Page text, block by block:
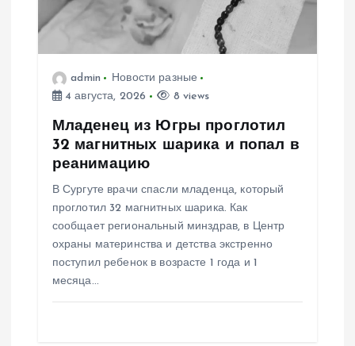
з
admin
Новости разные
4 августа, 2026
8 views
Младенец из Югры проглотил
32 магнитных шарика и попал в
реанимацию
В Сургуте врачи спасли младенца, который
проглотил 32 магнитных шарика. Как
сообщает региональный минздрав, в Центр
охраны материнства и детства экстренно
поступил ребенок в возрасте 1 года и 1
месяца…